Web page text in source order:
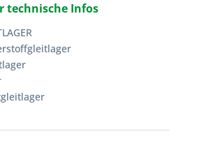
technische Infos